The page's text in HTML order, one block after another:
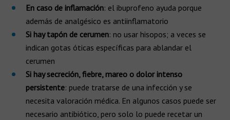
En caso de inflamación: el ibuprofeno ayuda porque
además de analgésico es antiinflamatorio
Si hay tapón de cerumen: no usar hisopos; a veces se
indican gotas óticas específicas para ablandar el
cerumen
Si hay secreción, fiebre, mareo o dolor intenso
persistente: puede tratarse de una infección y se
necesita valoración médica. En algunos casos puede ser
necesario antibiótico, pero solo lo puede recetar un